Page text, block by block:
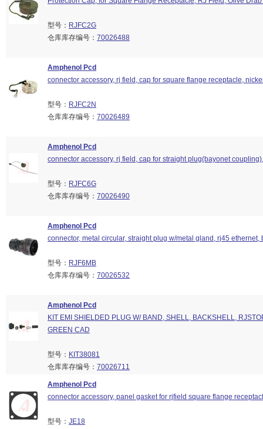
型号： RJFC2G
仓库库存编号： 70026488
Amphenol Pcd
connector accessory, rj field, cap for square flange receptacle,
型号： RJFC2N
仓库库存编号： 70026489
Amphenol Pcd
connector accessory, rj field, cap for straight plug(bayonet
型号： RJFC6G
仓库库存编号： 70026490
Amphenol Pcd
connector, metal circular, straight plug w/metal gland, rj45 ethernet,
型号： RJF6MB
仓库库存编号： 70026532
Amphenol Pcd
KIT EMI SHIELDED PLUG W/ BAND, SHELL, BACKSHELL,
GREEN CAD
型号： KIT38081
仓库库存编号： 70026711
Amphenol Pcd
connector accessory, panel gasket for rjfield square flange
型号： JE18